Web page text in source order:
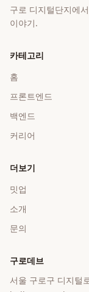
구로 디지털단지에
이야기.
카테고리
홈
프론트엔드
백엔드
커리어
더보기
밋업
소개
문의
구로데브
서울 구로구 디지털